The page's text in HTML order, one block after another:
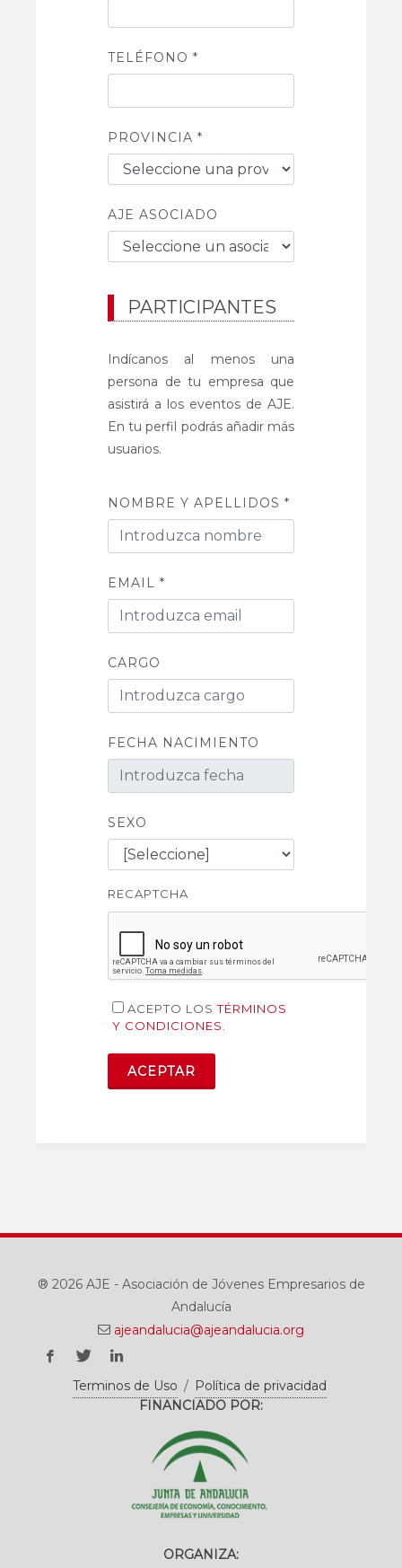
TELÉFONO *
PROVINCIA *
AJE ASOCIADO
PARTICIPANTES
Indícanos al menos una
persona de tu empresa que
asistirá a los eventos de AJE.
En tu perfil podrás añadir más
usuarios.
NOMBRE Y APELLIDOS *
EMAIL *
CARGO
FECHA NACIMIENTO
SEXO
RECAPTCHA
ACEPTO LOSTÉRMINOS
Y CONDICIONES.
ACEPTAR
® 2026 AJE - Asociación de Jóvenes Empresarios de
Andalucía
ajeandalucia@ajeandalucia.org
Terminos de Uso / Política de privacidad
FINANCIADO POR:
ORGANIZA: